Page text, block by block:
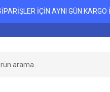
İÇİN AYNI GÜN KARGO